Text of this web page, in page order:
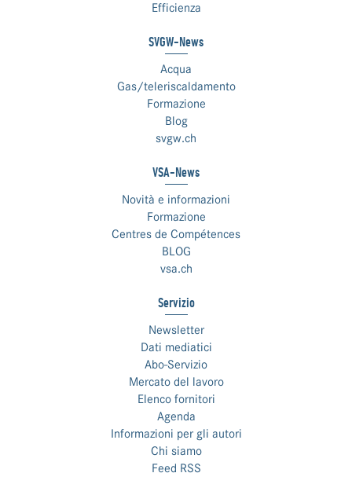
Efficienza
SVGW-News
Acqua
Gas/teleriscaldamento
Formazione
Blog
svgw.ch
VSA-News
Novità e informazioni
Formazione
Centres de Compétences
BLOG
vsa.ch
Servizio
Newsletter
Dati mediatici
Abo-Servizio
Mercato del lavoro
Elenco fornitori
Agenda
Informazioni per gli autori
Chi siamo
Feed RSS